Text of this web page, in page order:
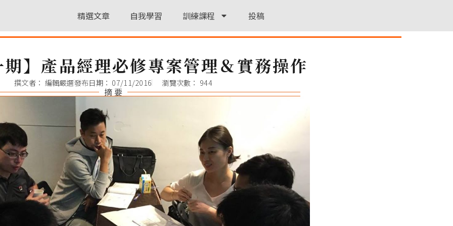
精選文章 自我學習 訓練課程 投稿
】產品經理必修專案管理＆實務操作
撰文者： 編輯嚴選發布日期： 07/11/2016 瀏覽次數： 944
摘 要